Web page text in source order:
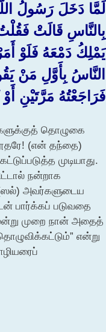
‏لَمَّا دَخَلَ رَسُولُ
بِالنَّاسِ قَالَتْ
يَمْلِكُ دَمْعَهُ فَلَوْ
النَّاسُ بِأَوَّلِ مَنْ
فَرَاجَعْتُهُ مَرَّتَيْنِ
தொழுகை
(என் தந்தை)
முடியாது.
நன்றாக
அவர்களுடைய
பார்க்கப் படுவதை
முறை நான் அதைத்
என்று